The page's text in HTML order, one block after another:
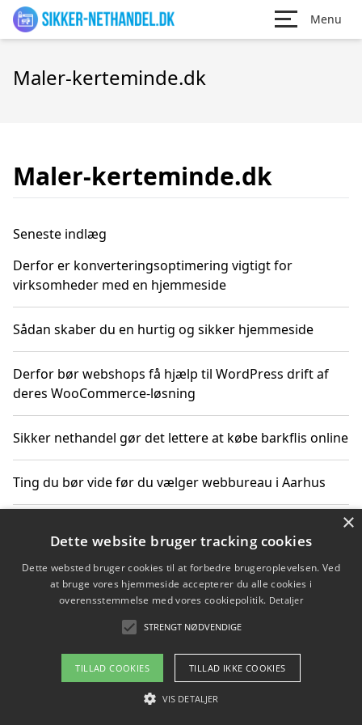
Menu
Maler-kerteminde.dk
Maler-kerteminde.dk
Seneste indlæg
Derfor er konverteringsoptimering vigtigt for
virksomheder med en hjemmeside
Sådan skaber du en hurtig og sikker hjemmeside
Derfor bør webshops få hjælp til WordPress drift af
deres WooCommerce-løsning
Sikker nethandel gør det lettere at købe barkflis online
Ting du bør vide før du vælger webbureau i Aarhus
Om / kontakt
Blog Betingelser
×
Dette website bruger tracking cookies
Dette websted bruger cookies til at forbedre brugeroplevelsen. Ved
at bruge vores hjemmeside accepterer du alle cookies i
overensstemmelse med vores cookiepolitik. Detaljer
STRENGT NØDVENDIGE
TILLAD COOKIES TILLAD IKKE COOKIES
VIS DETALJER